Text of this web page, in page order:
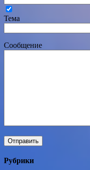
Тема
Сообщение
Рубрики